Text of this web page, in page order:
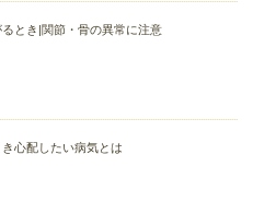
とき|関節・骨の異常に注意
心配したい病気とは